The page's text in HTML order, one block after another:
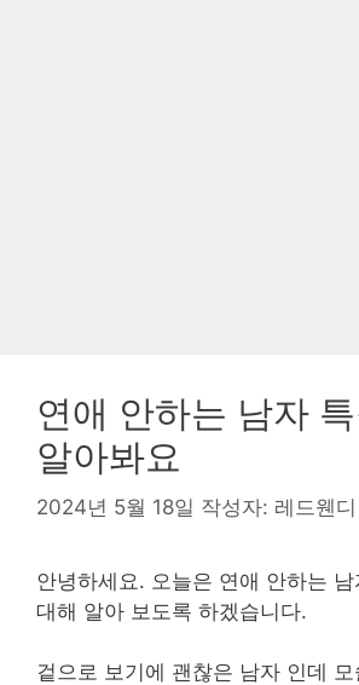
연애 안하는 남자
알아봐요
2024년 5월 18일 작성자: 레드웬디
안녕하세요. 오늘은 연애 안하는
대해 알아 보도록 하겠습니다.
겉으로 보기에 괜찮은 남자 인데